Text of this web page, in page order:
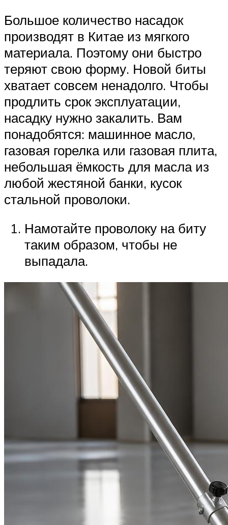
Большое количество насадок
производят в Китае из мягкого
материала. Поэтому они быстро
теряют свою форму. Новой биты
хватает совсем ненадолго. Чтобы
продлить срок эксплуатации,
насадку нужно закалить. Вам
понадобятся: машинное масло,
газовая горелка или газовая плита,
небольшая ёмкость для масла из
любой жестяной банки, кусок
стальной проволоки.
Намотайте проволоку на биту
таким образом, чтобы не
выпадала.